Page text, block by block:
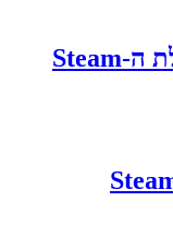
איך נראה Elden Ring בקונסולת ה-Steam